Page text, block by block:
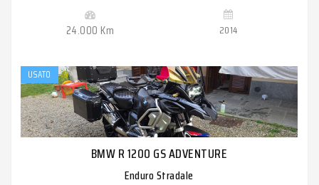
24.000 Km 2014
USATO
BMW R 1200 GS ADVENTURE
Enduro Stradale